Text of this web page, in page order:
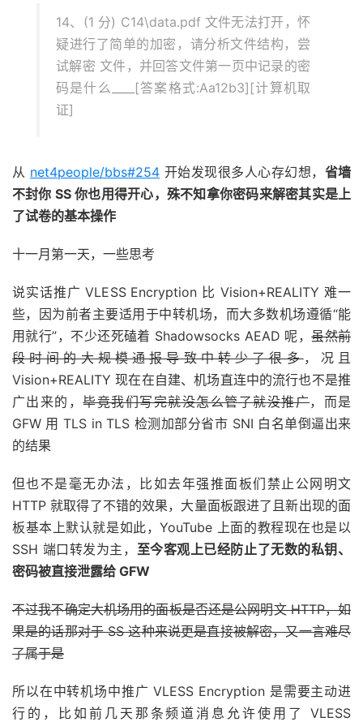
14、(1 分) C14\data.pdf 文件无法打开，怀
疑进行了简单的加密，请分析文件结构，尝
试解密 文件，并回答文件第一页中记录的密
码是什么____[答案格式:Aa12b3][计算机取
证]
从 net4people/bbs#254 开始发现很多人心存幻想， 省墙
不封你 SS 你也用得开心，殊不知拿你密码来解密其实是上
了试卷的基本操作
十一月第一天，一些思考
说实话推广 VLESS Encryption 比 Vision+REALITY 难一
些，因为前者主要适用于中转机场，而大多数机场遵循“能
用就行”，不少还死磕着 Shadowsocks AEAD 呢，虽然前
段时间的大规模通报导致中转少了很多，况且
Vision+REALITY 现在在自建、机场直连中的流行也不是推
广出来的，毕竟我们写完就没怎么管了就没推广，而是
GFW 用 TLS in TLS 检测加部分省市 SNI 白名单倒逼出来
的结果
但也不是毫无办法，比如去年强推面板们禁止公网明文
HTTP 就取得了不错的效果，大量面板跟进了且新出现的面
板基本上默认就是如此，YouTube 上面的教程现在也是以
SSH 端口转发为主， 至今客观上已经防止了无数的私钥、
密码被直接泄露给 GFW
不过我不确定大机场用的面板是否还是公网明文 HTTP，如
果是的话那对于 SS 这种来说更是直接被解密，又一言难尽
了属于是
所以在中转机场中推广 VLESS Encryption 是需要主动进
行的，比如前几天那条频道消息允许使用了 VLESS